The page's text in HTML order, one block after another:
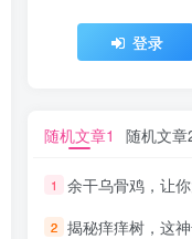
登录
随机文章1 随机文章
1 余干乌骨鸡，让
2 揭秘痒痒树，这
登录
随机文章1 随机文章
1 余干乌骨鸡，让
2 揭秘痒痒树，这